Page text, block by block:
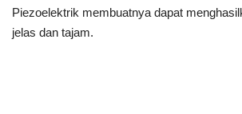
Piezoelektrik membuatnya dapat
jelas dan tajam.